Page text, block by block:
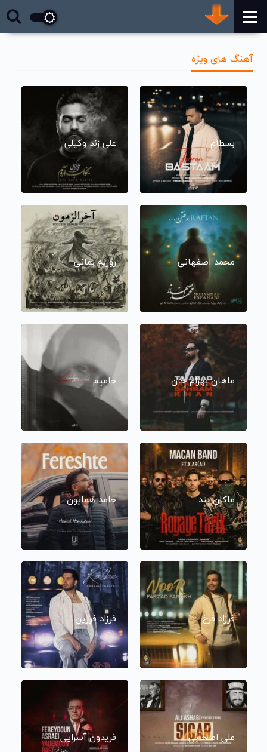
آهنگ های ویژه
بسطام علی زند وکیلی
محمد اصفهانی روزبه بمانی
ماهان بهرام خان حامیم
ماکان بند حامد همایون
فرزاد فرخ فرزاد فرزین
علی اصحابی فریدون آسرایی